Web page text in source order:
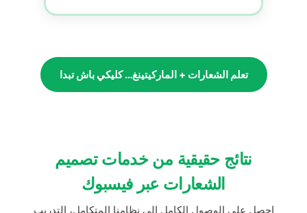
تعلم الشعارات + الماركيتينغ… كليكي باش تبدا
نتائج حقيقية من خدمات تصميم
الشعارات عبر فيسبوك
احصل على الوصول الكامل إلى نظامنا المتكامل، التدريب